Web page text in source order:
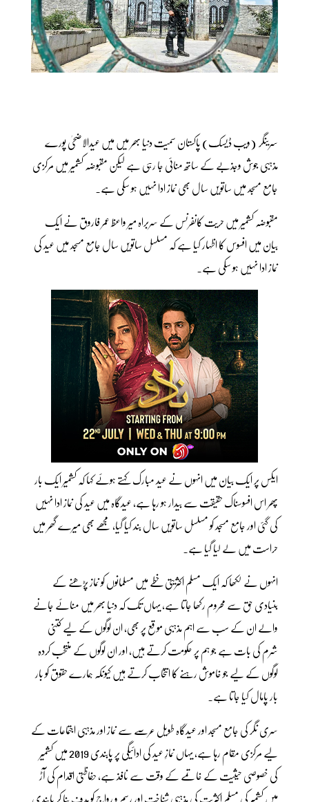
سرینگر (ویب ڈیسک) پاکستان سمیت دنیا بھر میں میں عیدالاضحیٰ پورے
مذہبی جوش وجذبے کے ساتھ منائی جا رہی ہے لیکن مقبوضہ کشمیر میں مرکزی
جامع مسجد میں ساتویں سال بھی نماز ادا نہیں ہو سکی ہے۔
مقبوضہ کشمیر میں حریت کانفرنس کے سربراہ میر واعظ عمر فاروق نے ایک
بیان میں افسوس کا اظہار کیا ہے کہ مسلسل ساتویں سال جامع مسجد میں عید کی
نماز ادا نہیں ہو سکی ہے۔
ایکس پر ایک بیان میں انہوں نے عید مبارک کہتے ہوئے کہا کہ کشمیر ایک بار
پھر اس افسوسناک حقیقت سے بیدار ہو رہا ہے، عیدگاہ میں عید کی نماز ادا نہیں
کی گئی اور جامع مسجد کو مسلسل ساتویں سال بند کیا گیا، مجھے بھی میرے گھر میں
حراست میں لے لیا گیا ہے۔
انہوں نے لکھا کہ ایک مسلم اکثریتی خطے میں مسلمانوں کو نماز پڑھنے کے
بنیادی حق سے محروم رکھا جاتا ہے، یہاں تک کہ دنیا بھر میں منائے جانے
والے ان کے سب سے اہم مذہبی موقع پر بھی، ان لوگوں کے لیے کتنی
شرم کی بات ہے جو ہم پر حکومت کرتے ہیں، اور ان لوگوں کے منتخب کردہ
لوگوں کے لیے جو خاموش رہنے کا انتخاب کرتے ہیں کیونکہ ہمارے حقوق کو بار
بار پامال کیا جاتا ہے۔
سری نگر کی جامع مسجد اور عیدگاہ طویل عرصے سے نماز اور مذہبی اجتماعات کے
لیے مرکزی مقام رہا ہے، یہاں نمازِ عید کی ادائیگی پر پابندی 2019 میں کشمیر
کی خصوصی حیثیت کے خاتمے کے وقت سے نافذ ہے، حفاظتی اقدام کی آڑ